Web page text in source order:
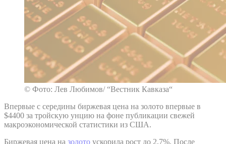
© Фото: Лев Любимов/ “Вестник Кавказа“
Впервые с середины биржевая цена на золото впервые в
$4400 за тройскую унцию на фоне публикации свежей
макроэкономической статистики из США.
Биржевая цена на золото ускорила рост до 2,7%. После